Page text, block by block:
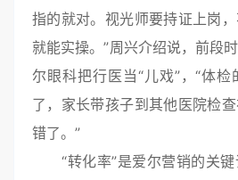
指的就对。视光师要持证上岗
就能实操。”周兴介绍说，前段
尔眼科把行医当“儿戏”，“体
了，家长带孩子到其他医院检
错了。”
“转化率”是爱尔营销的关键